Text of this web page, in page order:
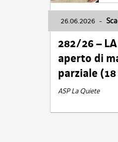
26.06.2026 -
282/26 –
aperto di
parziale
ASP La Quiete